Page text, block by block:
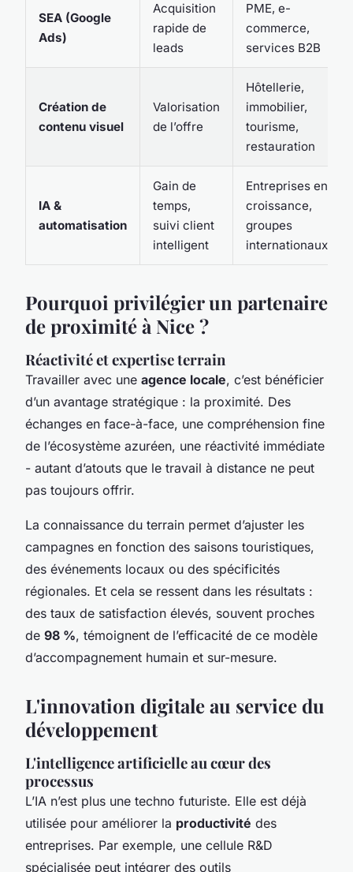
SEA (Google
Ads)
Acquisition
rapide de
leads
PME, e-
commerce,
services B2B
Création de
contenu visuel
Valorisation
de l’offre
Hôtellerie,
immobilier,
tourisme,
restauration
IA &
automatisation
Gain de
temps,
suivi client
intelligent
Entreprises en
croissance,
groupes
internationaux
Pourquoi privilégier un partenaire
de proximité à Nice ?
Réactivité et expertise terrain
Travailler avec une agence locale, c’est bénéficier
d’un avantage stratégique : la proximité. Des
échanges en face-à-face, une compréhension fine
de l’écosystème azuréen, une réactivité immédiate
- autant d’atouts que le travail à distance ne peut
pas toujours offrir.
La connaissance du terrain permet d’ajuster les
campagnes en fonction des saisons touristiques,
des événements locaux ou des spécificités
régionales. Et cela se ressent dans les résultats :
des taux de satisfaction élevés, souvent proches
de 98 %, témoignent de l’efficacité de ce modèle
d’accompagnement humain et sur-mesure.
L'innovation digitale au service du
développement
L'intelligence artificielle au cœur des
processus
L’IA n’est plus une techno futuriste. Elle est déjà
utilisée pour améliorer la productivité des
entreprises. Par exemple, une cellule R&D
spécialisée peut intégrer des outils